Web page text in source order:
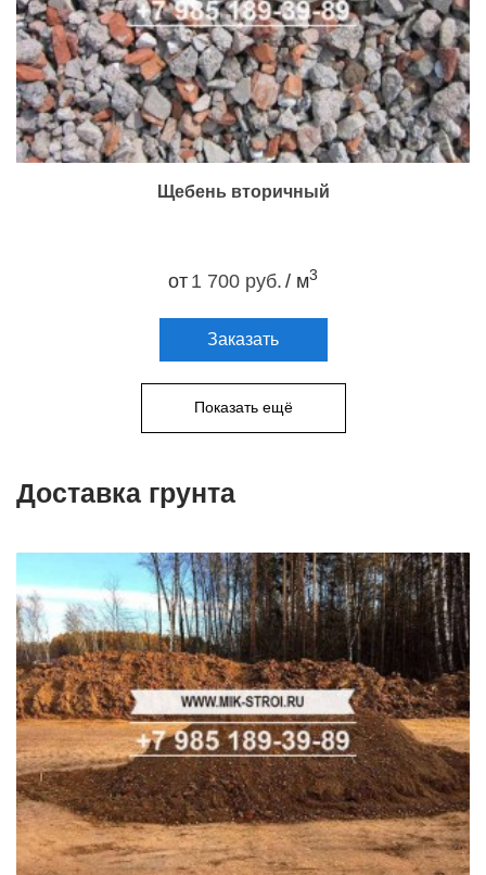
Щебень вторичный
от 1 700 руб. / м3
Заказать
Показать ещё
Доставка грунта